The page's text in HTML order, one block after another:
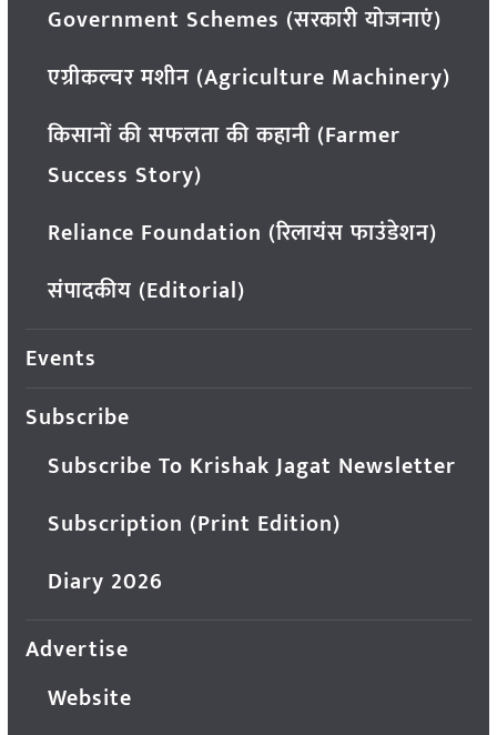
Government Schemes (सरकारी योजनाएं)
एग्रीकल्चर मशीन (Agriculture Machinery)
किसानों की सफलता की कहानी (Farmer
Success Story)
Reliance Foundation (रिलायंस फाउंडेशन)
संपादकीय (Editorial)
Events
Subscribe
Subscribe To Krishak Jagat Newsletter
Subscription (Print Edition)
Diary 2026
Advertise
Website